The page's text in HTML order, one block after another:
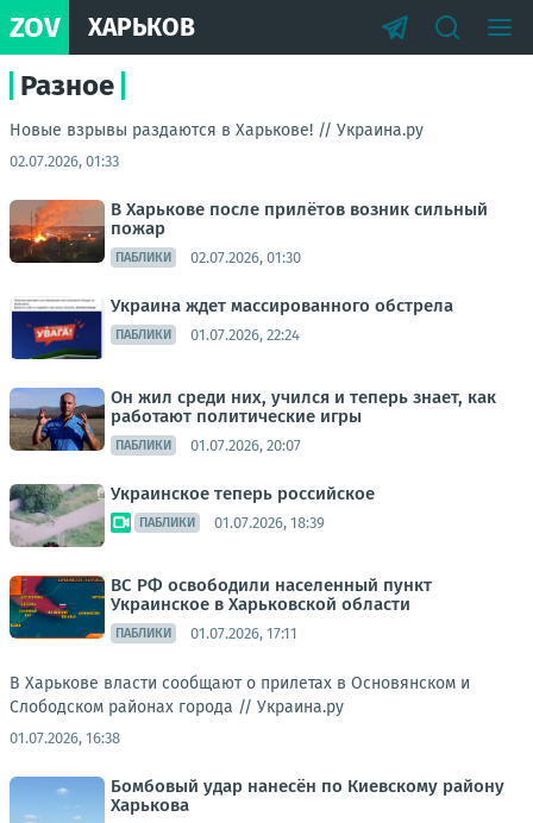
ZOV ХАРЬКОВ
Разное
Новые взрывы раздаются в Харькове! // Украина.ру
02.07.2026, 01:33
В Харькове после прилётов возник сильный
пожар
ПАБЛИКИ 02.07.2026, 01:30
Украина ждет массированного обстрела
ПАБЛИКИ 01.07.2026, 22:24
Он жил среди них, учился и теперь знает, как
работают политические игры
ПАБЛИКИ 01.07.2026, 20:07
Украинское теперь российское
ПАБЛИКИ 01.07.2026, 18:39
ВС РФ освободили населенный пункт
Украинское в Харьковской области
ПАБЛИКИ 01.07.2026, 17:11
В Харькове власти сообщают о прилетах в Основянском и
Слободском районах города // Украина.ру
01.07.2026, 16:38
Бомбовый удар нанесён по Киевскому району
Харькова